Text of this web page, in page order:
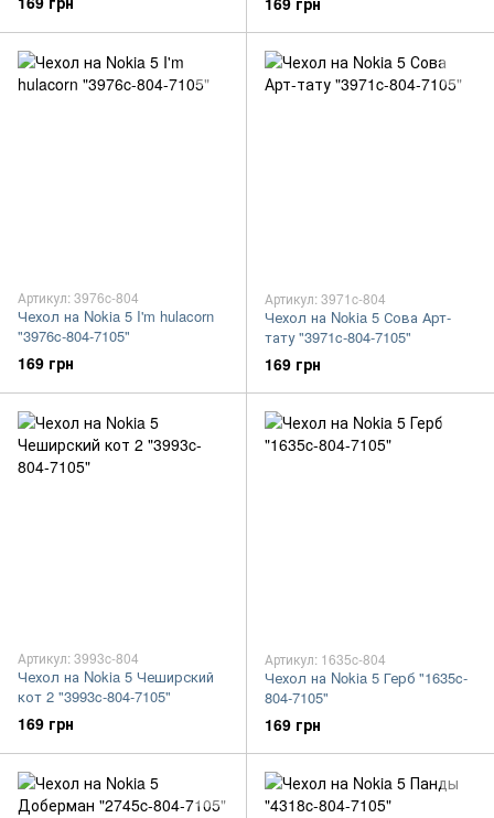
Артикул: 3976c-804
Чехол на Nokia 5 I'm hulacorn
"3976c-804-7105"
169 грн
Артикул: 3971c-804
Чехол на Nokia 5 Сова Арт-
тату "3971c-804-7105"
169 грн
Артикул: 3993c-804
Чехол на Nokia 5 Чеширский
кот 2 "3993c-804-7105"
169 грн
Артикул: 1635c-804
Чехол на Nokia 5 Герб "1635c-
804-7105"
169 грн